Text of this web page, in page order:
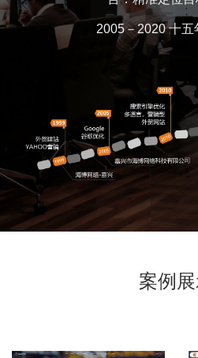
2005－2020 十五
案例